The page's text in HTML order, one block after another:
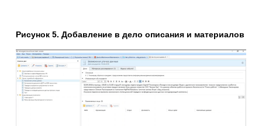
Рисунок 5. Добавление в дело описания и материалов